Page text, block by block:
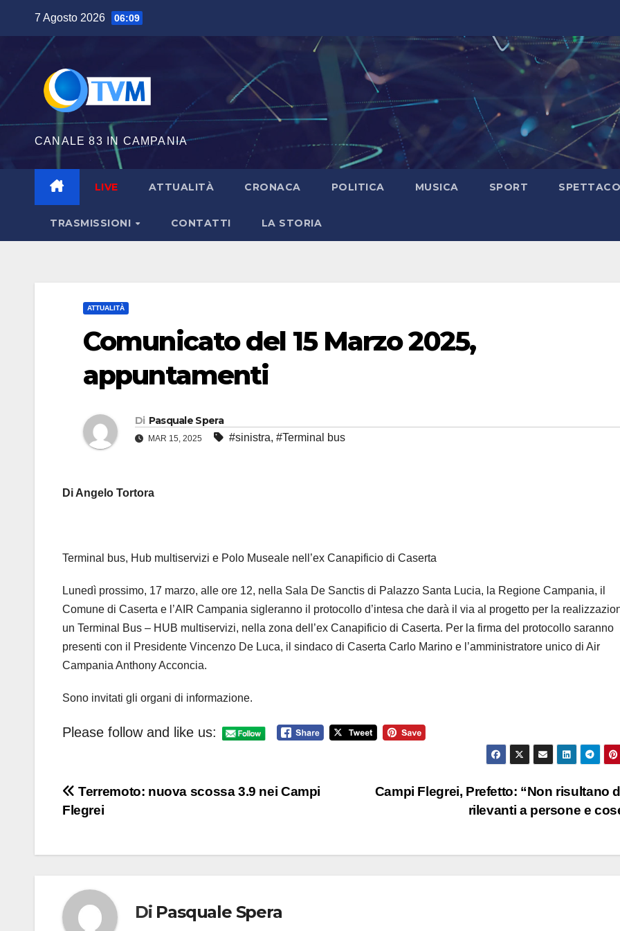
contenuto
7 Agosto 2026 06:09
CANALE 83 IN CAMPANIA
LIVE ATTUALITÀ CRONACA POLITICA MUSICA SPORT
TRASMISSIONI CONTATTI LA STORIA
ATTUALITÀ
Comunicato del 15 Marzo 2025,
appuntamenti
Di Pasquale Spera
MAR 15, 2025 #sinistra, #Terminal bus
Di Angelo Tortora
Terminal bus, Hub multiservizi e Polo Museale nell’ex Canapificio di Caserta
Lunedì prossimo, 17 marzo, alle ore 12, nella Sala De Sanctis di Palazzo Santa Lucia, la Regione Campania, il
Comune di Caserta e l’AIR Campania sigleranno il protocollo d’intesa che darà il via al progetto per la
un Terminal Bus – HUB multiservizi, nella zona dell’ex Canapificio di Caserta. Per la firma del protocollo saranno
presenti con il Presidente Vincenzo De Luca, il sindaco di Caserta Carlo Marino e l’amministratore unico di Air
Campania Anthony Acconcia.
Sono invitati gli organi di informazione.
Please follow and like us:
Navigazione
articoli
Campi Flegrei, Prefetto: “Non risultano
rilevanti a persone e
Terremoto: nuova scossa 3.9 nei Campi
Flegrei
Di Pasquale Spera